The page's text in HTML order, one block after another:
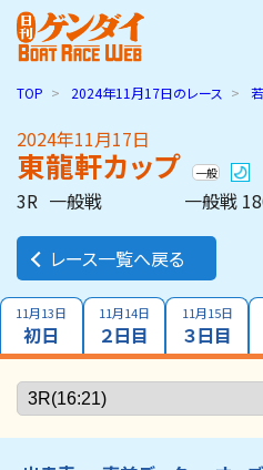
TOP 2024年11月17日のレース
2024年11月17日
東龍軒カップ 一般
3R 一般戦 一般戦
レース一覧へ戻る
11月13日
初日
11月14日
２日目
11月15日
３日目